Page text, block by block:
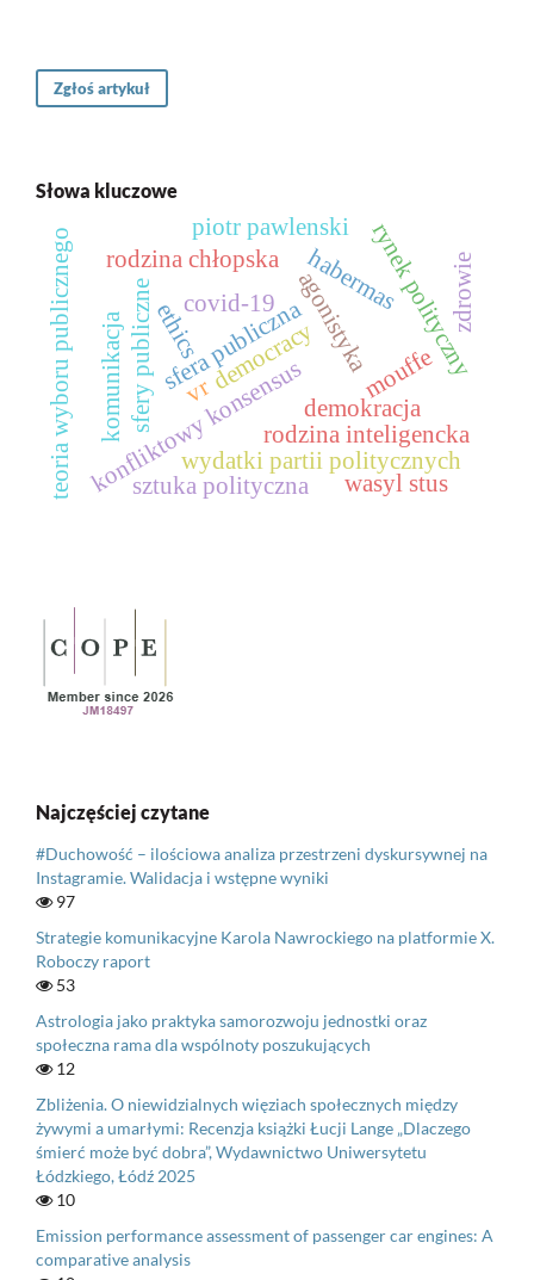
Zgłoś artykuł
Słowa kluczowe
sfera publiczna
sfery publiczne demokracja
agonistyka
konfliktowy konsensus
habermas
mouffe
rynek polityczny
wydatki partii politycznych
rodzina chłopska
rodzina inteligencka
teoria wyboru publicznego komunikacja
covid-19
ethicsdemocracy
sztuka polityczna
piotr pawlenski
zdrowie
wasyl stus
vr
Najczęściej czytane
#Duchowość – ilościowa analiza przestrzeni dyskursywnej na
Instagramie. Walidacja i wstępne wyniki
97
Strategie komunikacyjne Karola Nawrockiego na platformie X.
Roboczy raport
53
Astrologia jako praktyka samorozwoju jednostki oraz
społeczna rama dla wspólnoty poszukujących
12
Zbliżenia. O niewidzialnych więziach społecznych między
żywymi a umarłymi: Recenzja książki Łucji Lange „Dlaczego
śmierć może być dobra”, Wydawnictwo Uniwersytetu
Łódzkiego, Łódź 2025
10
Emission performance assessment of passenger car engines: A
comparative analysis